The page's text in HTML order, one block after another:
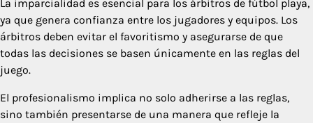
La imparcialidad es esencial para los árbitros de fútbol playa,
ya que genera confianza entre los jugadores y equipos. Los
árbitros deben evitar el favoritismo y asegurarse de que
todas las decisiones se basen únicamente en las reglas del
juego.
El profesionalismo implica no solo adherirse a las reglas,
sino también presentarse de una manera que refleje la